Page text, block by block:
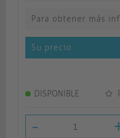
Para obtener más
Su precio
DISPONIBLE
-